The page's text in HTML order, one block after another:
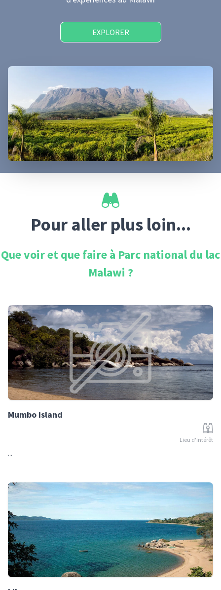
EXPLORER
Pour aller plus loin...
Que voir et que faire à Parc national du lac
Malawi ?
Mumbo Island
Lieu d'intérêt
...